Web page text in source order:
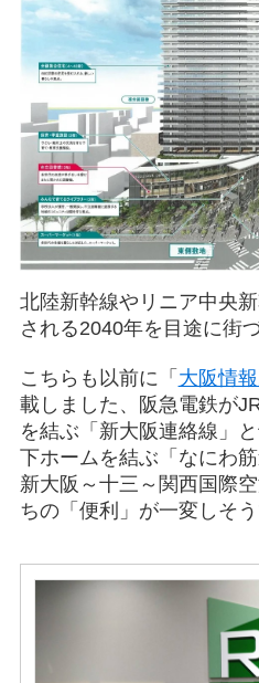
北陸新幹線やリニア中央
される2040年を目途に街
こちらも以前に「 大阪情
載しました、阪急電鉄が
を結ぶ 「新大阪連絡線」
下ホームを結ぶ 「なにわ
新大阪～十三～関西国際
ちの「便利」が一変しそう